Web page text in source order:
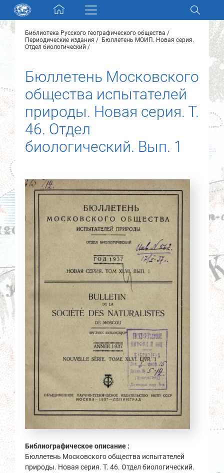
Skip navigation
Разделы и коллекции
Новости
О нас
Контакты
Партнеры
Библиотека Русского географического общества
Периодические издания
Бюллетень МОИП. Новая серия.
Отдел биологический
Бюллетень Московского
общества испытателей
природы. Новая серия. Т.
46. Отдел
биологический. Вып. 1
Библиографическое описание :
Бюллетень Московского общества испытателей
природы. Новая серия. Т. 46. Отдел биологический.